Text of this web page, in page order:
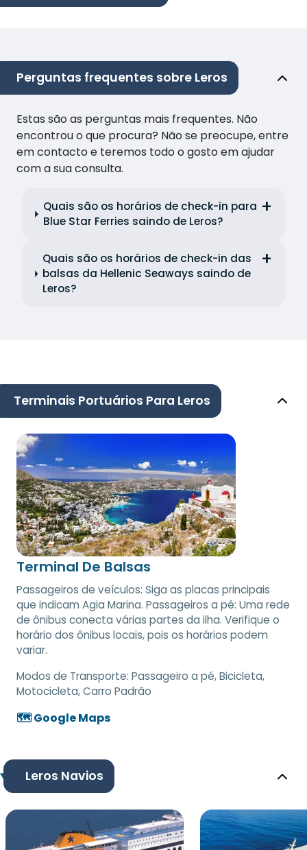
Perguntas frequentes sobre Leros
Estas são as perguntas mais frequentes. Não
encontrou o que procura? Não se preocupe, entre
em contacto e teremos todo o gosto em ajudar
com a sua consulta.
Quais são os horários de check-in para
Blue Star Ferries saindo de Leros?
Quais são os horários de check-in das
balsas da Hellenic Seaways saindo de
Leros?
Terminais Portuários Para Leros
Terminal De Balsas
Passageiros de veículos: Siga as placas principais
que indicam Agia Marina. Passageiros a pé: Uma rede
de ônibus conecta várias partes da ilha. Verifique o
horário dos ônibus locais, pois os horários podem
variar.
Modos de Transporte: Passageiro a pé, Bicicleta,
Motocicleta, Carro Padrão
🗺️ Google Maps
Leros Navios